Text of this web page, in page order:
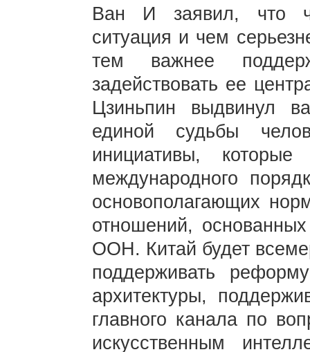
Ван И заявил, что
ситуация и чем
тем важнее
задействовать ее
Цзиньпин выдвинул
единой судьбы
инициативы,
международного
основополагающих
отношений,
ООН. Китай будет
поддерживать
архитектуры,
главного канала по
искусственным